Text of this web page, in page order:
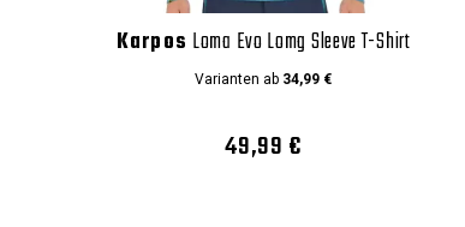
Karpos Loma Evo Lomg Sleeve T-Shirt
Varianten ab 34,99 €
49,99 €